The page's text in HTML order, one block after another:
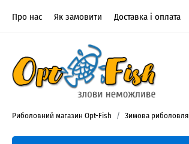
Про нас Як замовити Доставка і оплата
Риболовний магазин Opt-Fish Зимова риболовля